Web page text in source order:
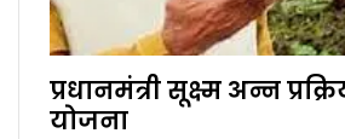
प्रधानमंत्री सूक्ष्म अन्न
योजना